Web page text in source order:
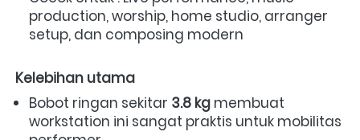
production, worship, home studio, arranger
setup, dan composing modern
Kelebihan utama
Bobot ringan sekitar 3.8 kg membuat
workstation ini sangat praktis untuk mobilitas